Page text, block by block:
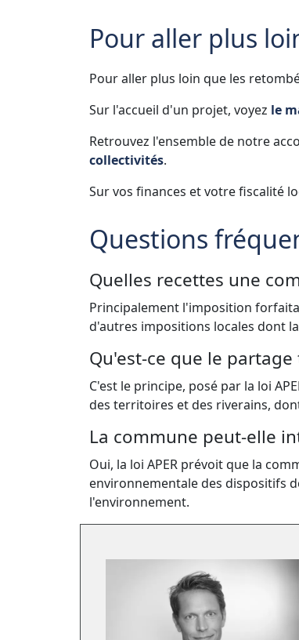
Pour aller plus
Pour aller plus loin que les
Sur l'accueil d'un projet, voyez le
Retrouvez l'ensemble de notre
collectivités.
Sur vos finances et votre fiscalité
Questions
Quelles recettes une
Principalement l'imposition
d'autres impositions locales dont
Qu'est-ce que le
C'est le principe, posé par la loi
des territoires et des riverains,
La commune peut-elle
Oui, la loi APER prévoit que la
environnementale des dispositifs
l'environnement.